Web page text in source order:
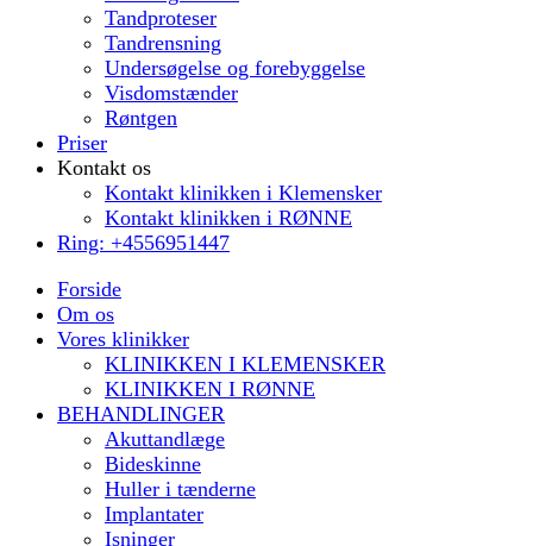
Tandproteser
Tandrensning
Undersøgelse og forebyggelse
Visdomstænder
Røntgen
Priser
Kontakt os
Kontakt klinikken i Klemensker
Kontakt klinikken i RØNNE
Ring: +4556951447
Forside
Om os
Vores klinikker
KLINIKKEN I KLEMENSKER
KLINIKKEN I RØNNE
BEHANDLINGER
Akuttandlæge
Bideskinne
Huller i tænderne
Implantater
Isninger